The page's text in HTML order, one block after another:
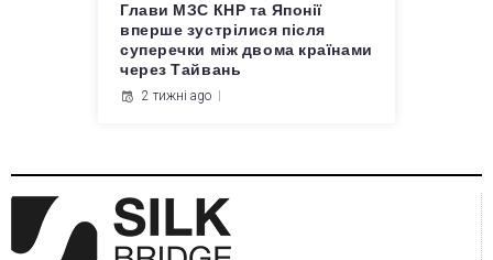
Глави МЗС КНР та Японії
вперше зустрілися після
суперечки між двома країнами
через Тайвань
2 тижні ago